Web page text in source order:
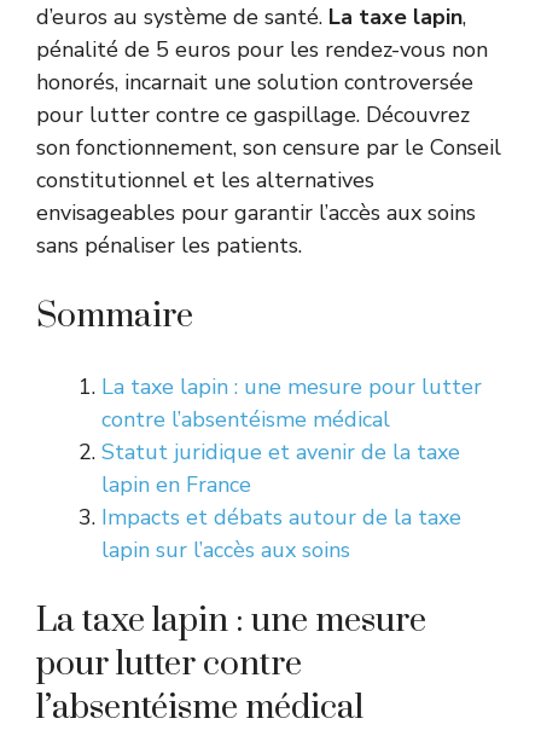
d’euros au système de santé. La taxe lapin,
pénalité de 5 euros pour les rendez-vous non
honorés, incarnait une solution controversée
pour lutter contre ce gaspillage. Découvrez
son fonctionnement, son censure par le Conseil
constitutionnel et les alternatives
envisageables pour garantir l’accès aux soins
sans pénaliser les patients.
Sommaire
La taxe lapin : une mesure pour lutter
contre l’absentéisme médical
Statut juridique et avenir de la taxe
lapin en France
Impacts et débats autour de la taxe
lapin sur l’accès aux soins
La taxe lapin : une mesure
pour lutter contre
l’absentéisme médical